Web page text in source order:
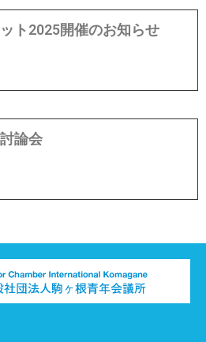
ト2025開催のお知らせ
論会